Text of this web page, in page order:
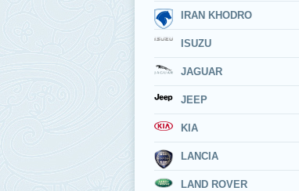
IRAN KHODRO
ISUZU
JAGUAR
JEEP
KIA
LANCIA
LAND ROVER